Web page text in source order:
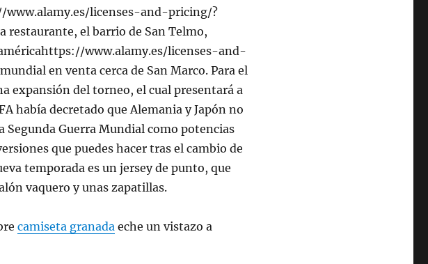
licenses-and-pricing/?
restaurante, el barrio de San Telmo,
www.alamy.es/licenses-and-
en venta cerca de San Marco. Para el
expansión del torneo, el cual presentará a
había decretado que Alemania y Japón no
Segunda Guerra Mundial como potencias
que puedes hacer tras el cambio de
temporada es un jersey de punto, que
vaquero y unas zapatillas.
camiseta granada eche un vistazo a